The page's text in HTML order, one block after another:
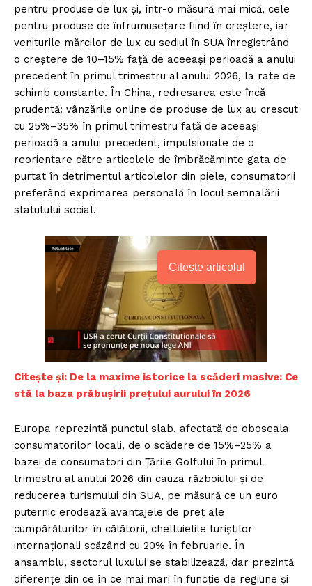
pentru produse de lux și, într-o măsură mai mică, cele
pentru produse de înfrumusețare fiind în creștere, iar
veniturile mărcilor de lux cu sediul în SUA înregistrând
o creștere de 10–15% față de aceeași perioadă a anului
precedent în primul trimestru al anului 2026, la rate de
schimb constante. În China, redresarea este încă
prudentă: vânzările online de produse de lux au crescut
cu 25%–35% în primul trimestru față de aceeași
perioadă a anului precedent, impulsionate de o
reorientare către articolele de îmbrăcăminte gata de
purtat în detrimentul articolelor din piele, consumatorii
preferând exprimarea personală în locul semnalării
statutului social.
Citește articolul
Citește și: De la maxime istorice la scăderi masive: Ce
stă la baza prăbușirii prețului aurului în 2026
Europa reprezintă punctul slab, afectată de oboseala
consumatorilor locali, de o scădere de 15%–25% a
bazei de consumatori din Țările Golfului în primul
trimestru al anului 2026 din cauza războiului și de
reducerea turismului din SUA, pe măsură ce un euro
puternic erodează avantajele de preț ale
cumpărăturilor în călătorii, cheltuielile turiștilor
internaționali scăzând cu 20% în februarie. În
ansamblu, sectorul luxului se stabilizează, dar prezintă
diferențe din ce în ce mai mari în funcție de regiune și